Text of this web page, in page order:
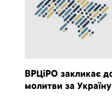
ВРЦіРО закликає
молитви за